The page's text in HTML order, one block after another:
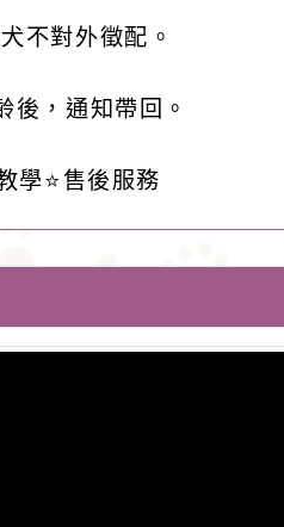
不對外徵配。
，通知帶回。
⭐️售後服務